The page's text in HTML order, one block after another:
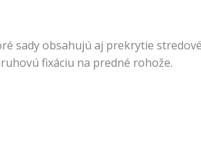
sady obsahujú aj prekrytie
fixáciu na predné rohože.